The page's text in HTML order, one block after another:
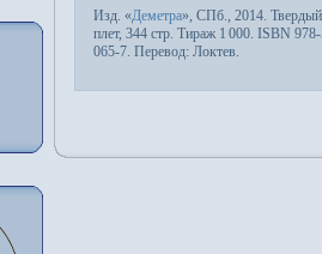
Изд. «Деметра», СПб., 2014.
плет, 344 стр. Тираж 1 000. ISBN
065-7. Пере­вод: Локтев.